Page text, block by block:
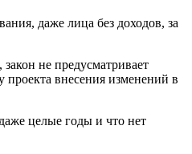
даже лица без доходов, за
не пре­дусматривает
внесения изменений в
целые годы и что нет